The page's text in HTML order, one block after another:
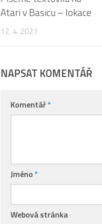
Atari v Basicu – lokace
12. 4. 2021
NAPSAT KOMENTÁŘ
Komentář*
Jméno *
Webová stránka